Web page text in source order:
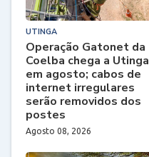
UTINGA
Operação Gatonet da
Coelba chega a Utinga
em agosto; cabos de
internet irregulares
serão removidos dos
postes
Agosto 08, 2026